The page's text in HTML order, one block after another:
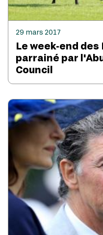
29 mars 2017
Le week-end
parrainé par
Council